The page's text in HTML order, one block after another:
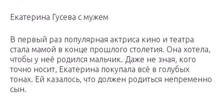
Екатерина Гусева с мужем
В первый раз популярная актриса кино и театра
стала мамой в конце прошлого столетия. Она хотела,
чтобы у неё родился мальчик. Даже не зная, кого
точно носит, Екатерина покупала всё в голубых
тонах. Ей казалось, что должен родиться непременно
сын.